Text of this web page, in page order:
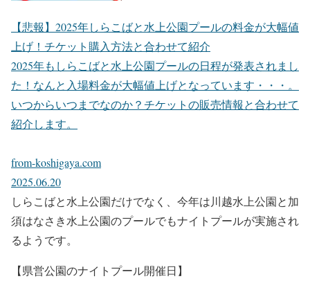
【悲報】2025年しらこばと水上公園プールの料金が大幅値
上げ！チケット購入方法と合わせて紹介
2025年もしらこばと水上公園プールの日程が発表されまし
た！なんと入場料金が大幅値上げとなっています・・・。
いつからいつまでなのか？チケットの販売情報と合わせて
紹介します。
from-koshigaya.com
2025.06.20
しらこばと水上公園だけでなく、今年は川越水上公園と加
須はなさき水上公園のプールでもナイトプールが実施され
るようです。
【県営公園のナイトプール開催日】